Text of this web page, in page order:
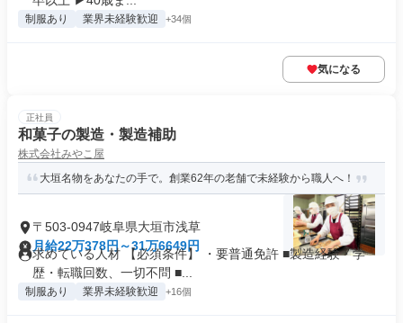
制服あり 業界未経験歓迎 +34個
気になる
正社員
和菓子の製造・製造補助
株式会社みやこ屋
大垣名物をあなたの手で。創業62年の老舗で未経験から職人へ！
〒503-0947岐阜県大垣市浅草
月給22万378円～31万6649円
求めている人材 【必須条件】 ・要普通免許 ■製造経験・学
歴・転職回数、一切不問 ■...
制服あり 業界未経験歓迎 +16個